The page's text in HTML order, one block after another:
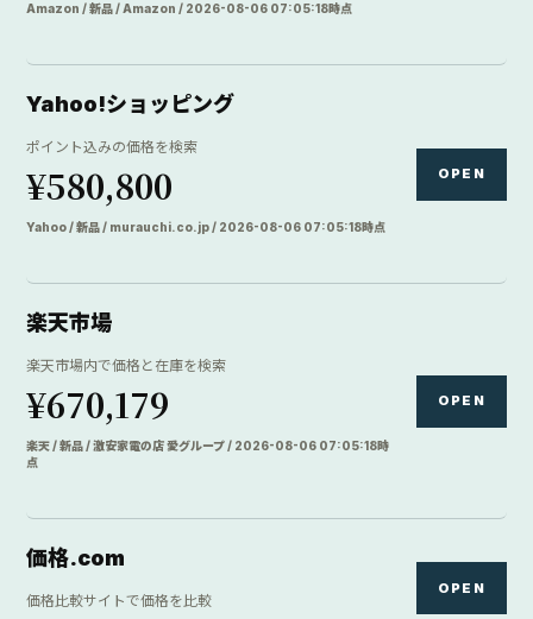
Amazon / 新品 / Amazon / 2026-08-06 07:05:18時点
Yahoo!ショッピング
ポイント込みの価格を検索
¥580,800
Yahoo / 新品 / murauchi.co.jp / 2026-08-06 07:05:18時点
OPEN
楽天市場
楽天市場内で価格と在庫を検索
¥670,179
楽天 / 新品 / 激安家電の店 愛グループ / 2026-08-06 07:05:18時
点
OPEN
価格.com
価格比較サイトで価格を比較
OPEN